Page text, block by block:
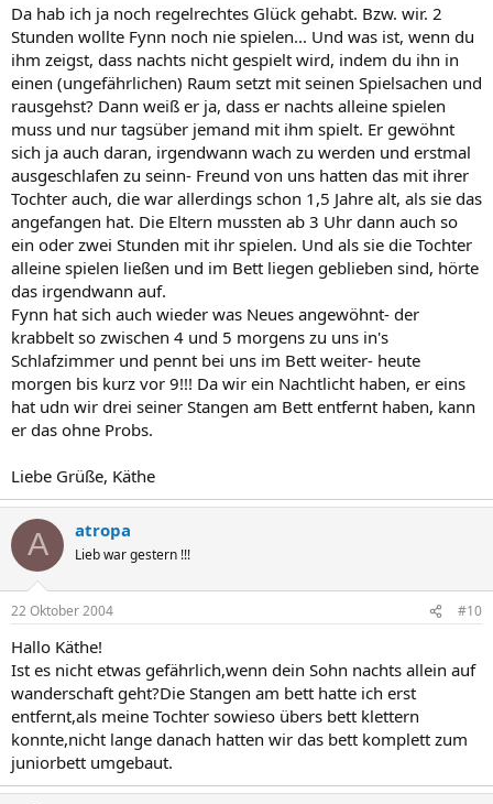
Da hab ich ja noch regelrechtes Glück gehabt. Bzw. wir. 2
Stunden wollte Fynn noch nie spielen... Und was ist, wenn du
ihm zeigst, dass nachts nicht gespielt wird, indem du ihn in
einen (ungefährlichen) Raum setzt mit seinen Spielsachen und
rausgehst? Dann weiß er ja, dass er nachts alleine spielen
muss und nur tagsüber jemand mit ihm spielt. Er gewöhnt
sich ja auch daran, irgendwann wach zu werden und erstmal
ausgeschlafen zu seinn- Freund von uns hatten das mit ihrer
Tochter auch, die war allerdings schon 1,5 Jahre alt, als sie das
angefangen hat. Die Eltern mussten ab 3 Uhr dann auch so
ein oder zwei Stunden mit ihr spielen. Und als sie die Tochter
alleine spielen ließen und im Bett liegen geblieben sind, hörte
das irgendwann auf.
Fynn hat sich auch wieder was Neues angewöhnt- der
krabbelt so zwischen 4 und 5 morgens zu uns in's
Schlafzimmer und pennt bei uns im Bett weiter- heute
morgen bis kurz vor 9!!! Da wir ein Nachtlicht haben, er eins
hat udn wir drei seiner Stangen am Bett entfernt haben, kann
er das ohne Probs.
Liebe Grüße, Käthe
A atropa
Lieb war gestern !!!
22 Oktober 2004 #10
Hallo Käthe!
Ist es nicht etwas gefährlich,wenn dein Sohn nachts allein auf
wanderschaft geht?Die Stangen am bett hatte ich erst
entfernt,als meine Tochter sowieso übers bett klettern
konnte,nicht lange danach hatten wir das bett komplett zum
juniorbett umgebaut.